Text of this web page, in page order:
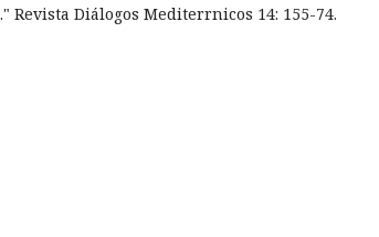
Revista Diálogos Mediterrnicos 14: 155-74.